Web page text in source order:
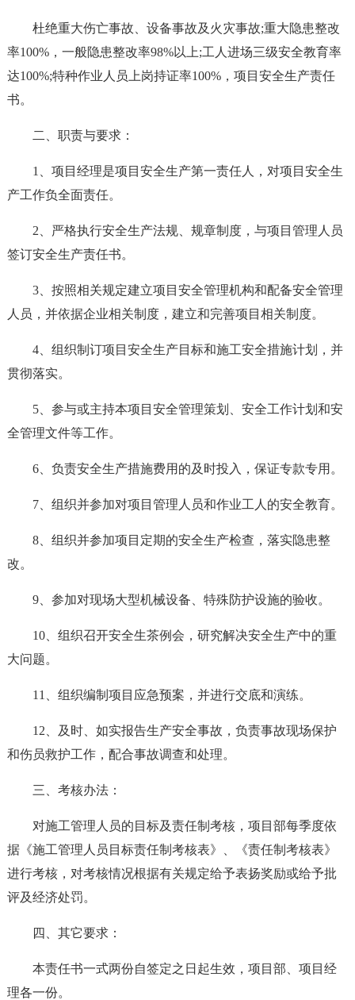
杜绝重大伤亡事故、设备事故及火灾事故;重大隐患整改
率100%，一般隐患整改率98%以上;工人进场三级安全教育率
达100%;特种作业人员上岗持证率100%，项目安全生产责任
书。
二、职责与要求：
1、项目经理是项目安全生产第一责任人，对项目安全生
产工作负全面责任。
2、严格执行安全生产法规、规章制度，与项目管理人员
签订安全生产责任书。
3、按照相关规定建立项目安全管理机构和配备安全管理
人员，并依据企业相关制度，建立和完善项目相关制度。
4、组织制订项目安全生产目标和施工安全措施计划，并
贯彻落实。
5、参与或主持本项目安全管理策划、安全工作计划和安
全管理文件等工作。
6、负责安全生产措施费用的及时投入，保证专款专用。
7、组织并参加对项目管理人员和作业工人的安全教育。
8、组织并参加项目定期的安全生产检查，落实隐患整
改。
9、参加对现场大型机械设备、特殊防护设施的验收。
10、组织召开安全生茶例会，研究解决安全生产中的重
大问题。
11、组织编制项目应急预案，并进行交底和演练。
12、及时、如实报告生产安全事故，负责事故现场保护
和伤员救护工作，配合事故调查和处理。
三、考核办法：
对施工管理人员的目标及责任制考核，项目部每季度依
据《施工管理人员目标责任制考核表》、《责任制考核表》
进行考核，对考核情况根据有关规定给予表扬奖励或给予批
评及经济处罚。
四、其它要求：
本责任书一式两份自签定之日起生效，项目部、项目经
理各一份。